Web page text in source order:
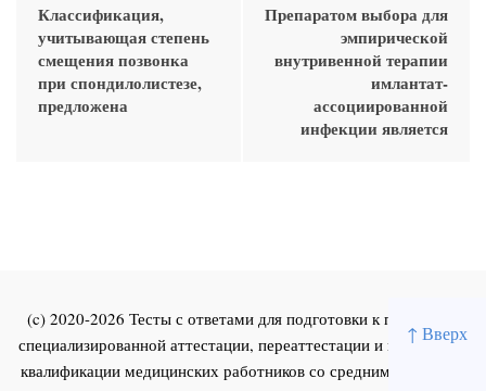
↑ Вверх
Классификация,
учитывающая степень
смещения позвонка
при спондилолистезе,
предложена
Препаратом выбора для
эмпирической
внутривенной терапии
имлантат-
ассоциированной
инфекции является
(c) 2020-2026 Тесты с ответами для подготовки к первичной
специализированной аттестации, переаттестации и повышения
квалификации медицинских работников со средним и высшим